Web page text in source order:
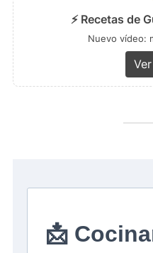
⚡ Recetas de
Nuevo vídeo: